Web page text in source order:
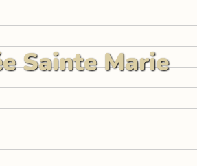
Sainte Marie